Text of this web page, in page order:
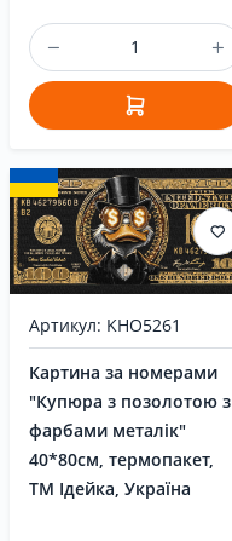
Артикул: KHO5261
Картина за номерами
"Купюра з позолотою з
фарбами металік"
40*80см, термопакет,
ТМ Ідейка, Україна